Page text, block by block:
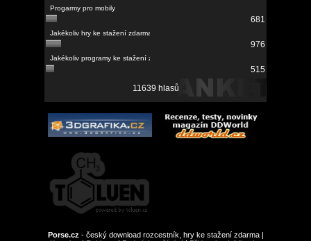
681
976
515
11639 hlasů
Porse.cz - český download rozcestník, hry ke stažení zdarma |